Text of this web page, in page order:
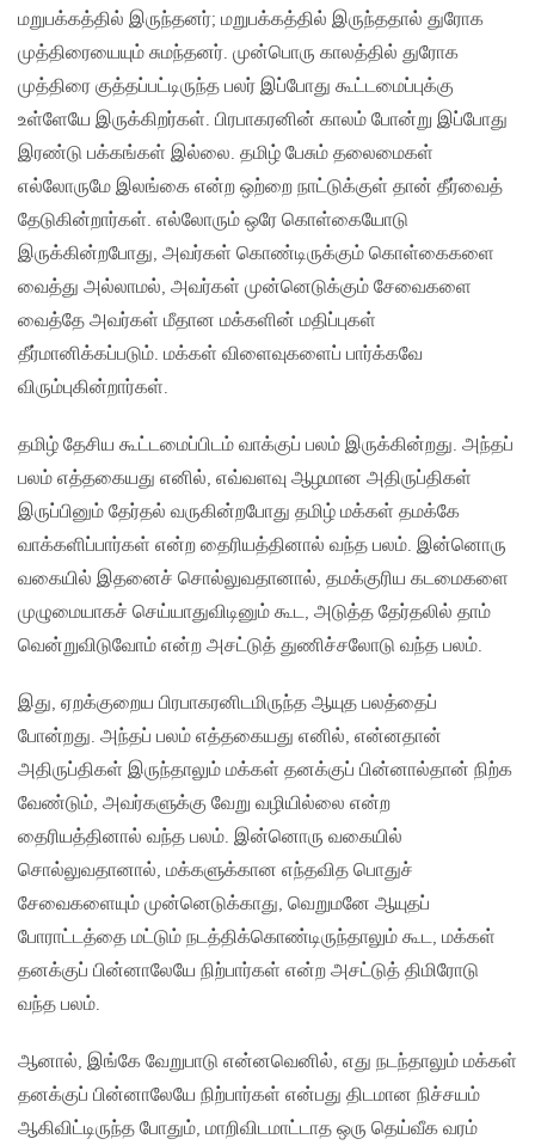
மறுபக்கத்தில் இருந்தனர்; மறுபக்கத்தில் இருந்ததால் துரோக
முத்திரையையும் சுமந்தனர். முன்பொரு காலத்தில் துரோக
முத்திரை குத்தப்பட்டிருந்த பலர் இப்போது கூட்டமைப்புக்கு
உள்ளேயே இருக்கிறர்கள். பிரபாகரனின் காலம் போன்று இப்போது
இரண்டு பக்கங்கள் இல்லை. தமிழ் பேசும் தலைமைகள்
எல்லோருமே இலங்கை என்ற ஒற்றை நாட்டுக்குள் தான் தீர்வைத்
தேடுகின்றார்கள். எல்லோரும் ஒரே கொள்கையோடு
இருக்கின்றபோது, அவர்கள் கொண்டிருக்கும் கொள்கைகளை
வைத்து அல்லாமல், அவர்கள் முன்னெடுக்கும் சேவைகளை
வைத்தே அவர்கள் மீதான மக்களின் மதிப்புகள்
தீர்மானிக்கப்படும். மக்கள் விளைவுகளைப் பார்க்கவே
விரும்புகின்றார்கள்.
தமிழ் தேசிய கூட்டமைப்பிடம் வாக்குப் பலம் இருக்கின்றது. அந்தப்
பலம் எத்தகையது எனில், எவ்வளவு ஆழமான அதிருப்திகள்
இருப்பினும் தேர்தல் வருகின்றபோது தமிழ் மக்கள் தமக்கே
வாக்களிப்பார்கள் என்ற தைரியத்தினால் வந்த பலம். இன்னொரு
வகையில் இதனைச் சொல்லுவதானால், தமக்குரிய கடமைகளை
முழுமையாகச் செய்யாதுவிடினும் கூட, அடுத்த தேர்தலில் தாம்
வென்றுவிடுவோம் என்ற அசட்டுத் துணிச்சலோடு வந்த பலம்.
இது, ஏறக்குறைய பிரபாகரனிடமிருந்த ஆயுத பலத்தைப்
போன்றது. அந்தப் பலம் எத்தகையது எனில், என்னதான்
அதிருப்திகள் இருந்தாலும் மக்கள் தனக்குப் பின்னால்தான் நிற்க
வேண்டும், அவர்களுக்கு வேறு வழியில்லை என்ற
தைரியத்தினால் வந்த பலம். இன்னொரு வகையில்
சொல்லுவதானால், மக்களுக்கான எந்தவித பொதுச்
சேவைகளையும் முன்னெடுக்காது, வெறுமனே ஆயுதப்
போராட்டத்தை மட்டும் நடத்திக்கொண்டிருந்தாலும் கூட, மக்கள்
தனக்குப் பின்னாலேயே நிற்பார்கள் என்ற அசட்டுத் திமிரோடு
வந்த பலம்.
ஆனால், இங்கே வேறுபாடு என்னவெனில், எது நடந்தாலும் மக்கள்
தனக்குப் பின்னாலேயே நிற்பார்கள் என்பது திடமான நிச்சயம்
ஆகிவிட்டிருந்த போதும், மாறிவிடமாட்டாத ஒரு தெய்வீக வரம்